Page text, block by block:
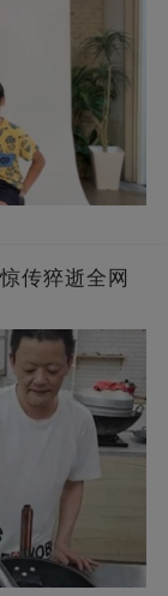
传猝逝全网